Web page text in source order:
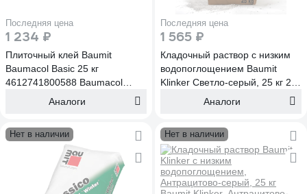
Последняя цена
1 234 ₽
Плиточный клей Baumit
Baumacol Basic 25 кг
4612741800588 Baumacol
Basic, 25 кг (1012)
Аналоги
Последняя цена
1 565 ₽
Кладочный раствор c низким
водопоглощением Baumit
Klinker Светло-серый, 25 кг 25
Аналоги
Нет в наличии Нет в наличии